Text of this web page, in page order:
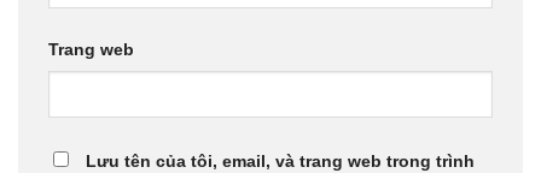
Trang web
Lưu tên của tôi, email, và trang web trong trình